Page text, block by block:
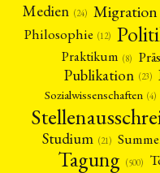
Medien (24) Migration
Philosophie (12)
Praktikum (8)
Publikation (23)
Sozialwissenschaften (4)
Studium (21)
Tagung (500)